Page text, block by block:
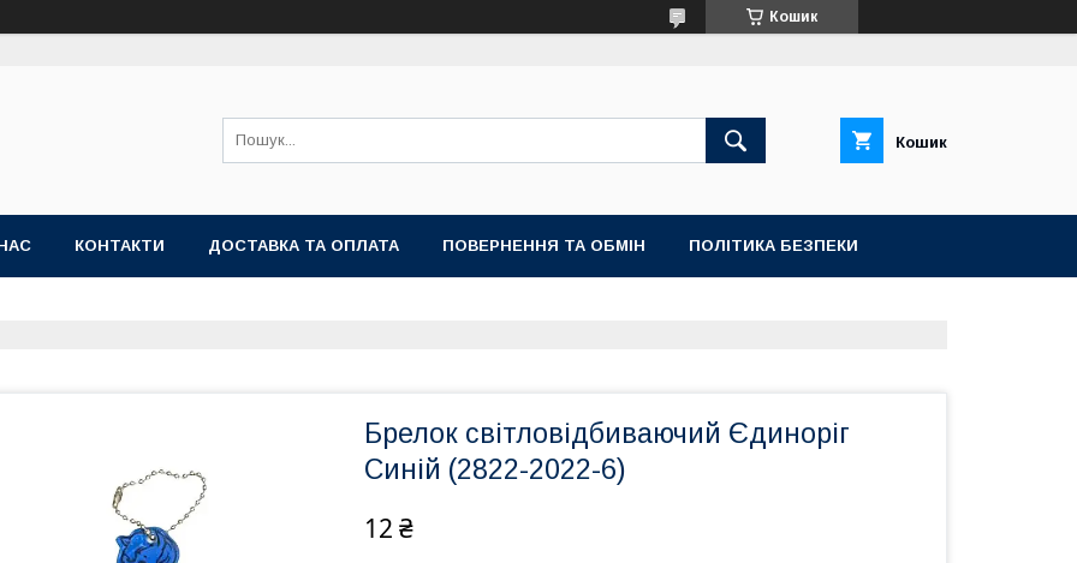
Кошик
Кошик
КОНТАКТИ ДОСТАВКА ТА ОПЛАТА ПОВЕРНЕННЯ ТА ОБМІН ПОЛІТИКА БЕЗПЕКИ
Брелок світловідбиваючий Єдиноріг
Синій (2822-2022-6)
12 ₴